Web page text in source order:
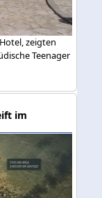
zeigten
Teenager
im